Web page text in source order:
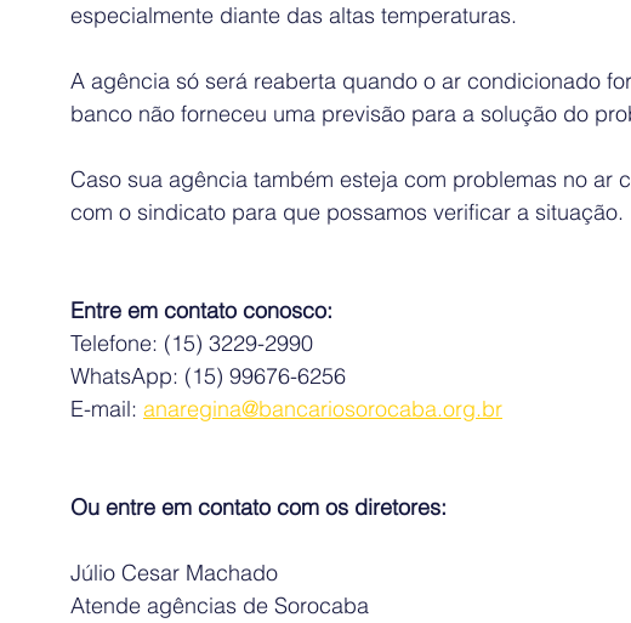
especialmente diante das altas temperaturas.
A agência só será reaberta quando o ar condicionado
banco não forneceu uma previsão para a solução do
Caso sua agência também esteja com problemas no ar
com o sindicato para que possamos verificar a situação.
Entre em contato conosco:
Telefone: (15) 3229-2990
WhatsApp: (15) 99676-6256
E-mail: anaregina@bancariosorocaba.org.br
Ou entre em contato com os diretores:
Júlio Cesar Machado
Atende agências de Sorocaba